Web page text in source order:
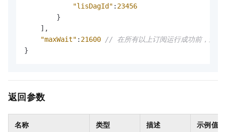
"lisDagId" : 23456
}
] ,
"maxWait" : 21600 // 在所有以上订阅运行成功前，最大
}
返回参数
名称 类型 描述 示例值